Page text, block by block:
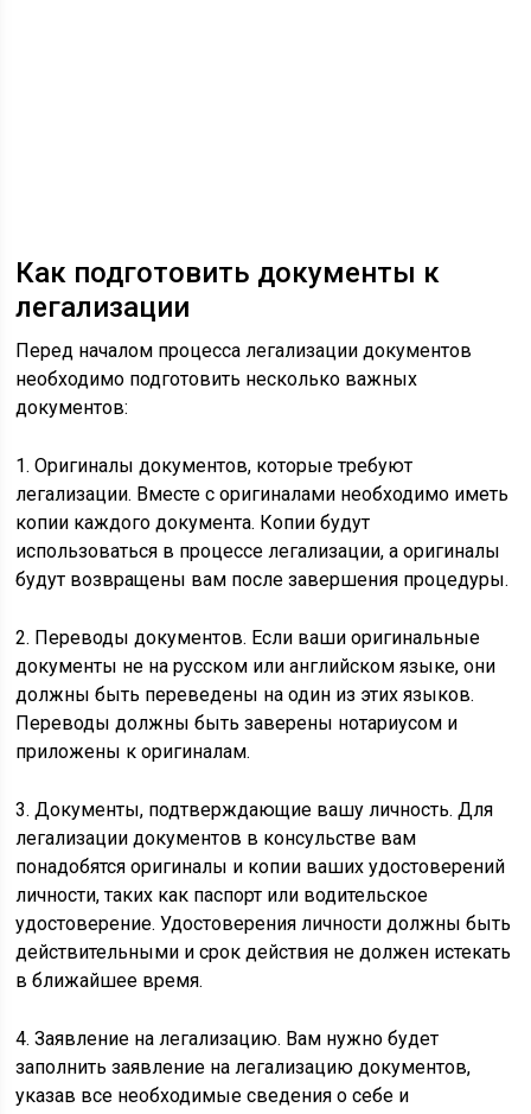
Как подготовить документы к
легализации
Перед началом процесса легализации документов
необходимо подготовить несколько важных
документов:
1. Оригиналы документов, которые требуют
легализации. Вместе с оригиналами необходимо иметь
копии каждого документа. Копии будут
использоваться в процессе легализации, а оригиналы
будут возвращены вам после завершения процедуры.
2. Переводы документов. Если ваши оригинальные
документы не на русском или английском языке, они
должны быть переведены на один из этих языков.
Переводы должны быть заверены нотариусом и
приложены к оригиналам.
3. Документы, подтверждающие вашу личность. Для
легализации документов в консульстве вам
понадобятся оригиналы и копии ваших удостоверений
личности, таких как паспорт или водительское
удостоверение. Удостоверения личности должны быть
действительными и срок действия не должен истекать
в ближайшее время.
4. Заявление на легализацию. Вам нужно будет
заполнить заявление на легализацию документов,
указав все необходимые сведения о себе и